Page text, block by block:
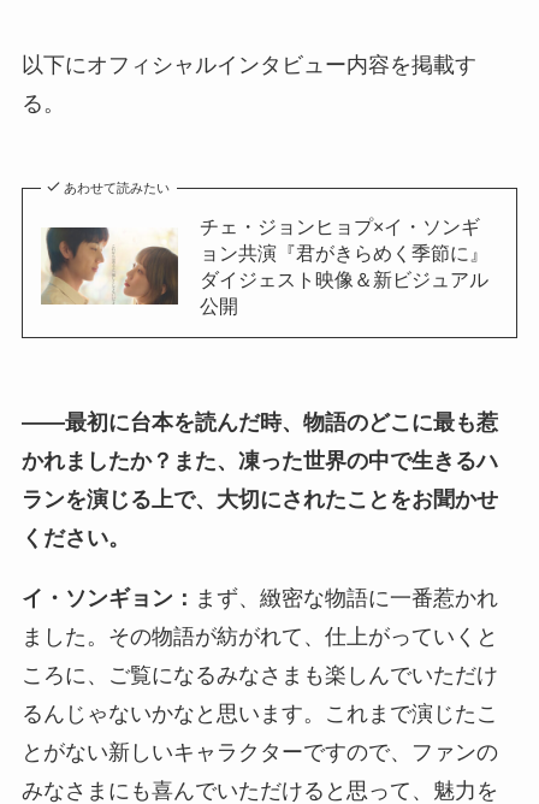
以下にオフィシャルインタビュー内容を掲載す
る。
あわせて読みたい
チェ・ジョンヒョプ×イ・ソンギ
ョン共演『君がきらめく季節に』
ダイジェスト映像＆新ビジュアル
公開
――最初に台本を読んだ時、物語のどこに最も惹
かれましたか？また、凍った世界の中で生きるハ
ランを演じる上で、大切にされたことをお聞かせ
ください。
イ・ソンギョン： まず、緻密な物語に一番惹かれ
ました。その物語が紡がれて、仕上がっていくと
ころに、ご覧になるみなさまも楽しんでいただけ
るんじゃないかなと思います。これまで演じたこ
とがない新しいキャラクターですので、ファンの
みなさまにも喜んでいただけると思って、魅力を